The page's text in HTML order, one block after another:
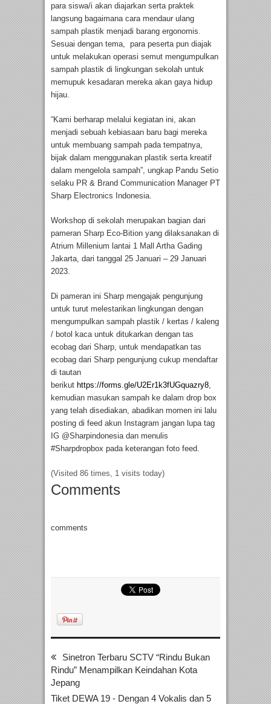
para siswa/i akan diajarkan serta praktek
langsung bagaimana cara mendaur ulang
sampah plastik menjadi barang ergonomis.
Sesuai dengan tema, para peserta pun diajak
untuk melakukan operasi semut mengumpulkan
sampah plastik di lingkungan sekolah untuk
memupuk kesadaran mereka akan gaya hidup
hijau.
“Kami berharap melalui kegiatan ini, akan
menjadi sebuah kebiasaan baru bagi mereka
untuk membuang sampah pada tempatnya,
bijak dalam menggunakan plastik serta kreatif
dalam mengelola sampah”, ungkap Pandu Setio
selaku PR & Brand Communication Manager PT
Sharp Electronics Indonesia.
Workshop di sekolah merupakan bagian dari
pameran Sharp Eco-Bition yang dilaksanakan di
Atrium Millenium lantai 1 Mall Artha Gading
Jakarta, dari tanggal 25 Januari – 29 Januari
2023.
Di pameran ini Sharp mengajak pengunjung
untuk turut melestarikan lingkungan dengan
mengumpulkan sampah plastik / kertas / kaleng
/ botol kaca untuk ditukarkan dengan tas
ecobag dari Sharp, untuk mendapatkan tas
ecobag dari Sharp pengunjung cukup mendaftar
di tautan
berikut https://forms.gle/U2Er1k3fUGquazry8
kemudian masukan sampah ke dalam drop box
yang telah disediakan, abadikan momen ini lalu
posting di feed akun Instagram jangan lupa tag
IG @Sharpindonesia dan menulis
#Sharpdropbox pada keterangan foto feed.
(Visited 86 times, 1 visits today)
Comments
comments
Sinetron Terbaru SCTV “Rindu Bukan
Rindu” Menampilkan Keindahan Kota
Jepang
Tiket DEWA 19 - Dengan 4 Vokalis dan 5